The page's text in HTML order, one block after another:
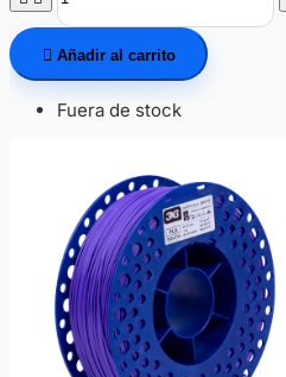
 Añadir al carrito
Fuera de stock